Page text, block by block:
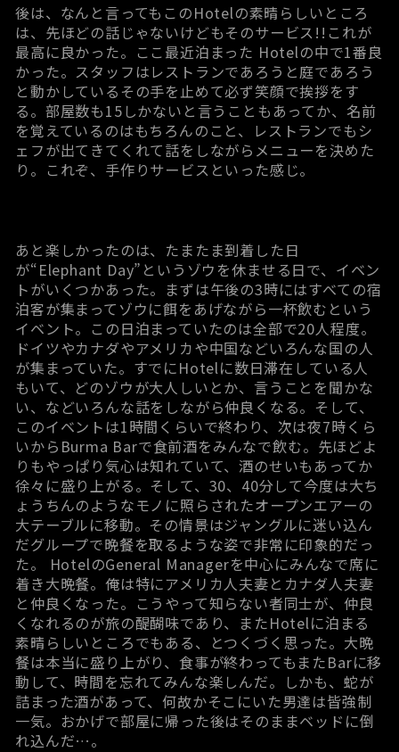
後は、なんと言ってもこのHotelの素晴らしいところ
は、先ほどの話じゃないけどもそのサービス!!これが
最高に良かった。ここ最近泊まった Hotelの中で1番良
かった。スタッフはレストランであろうと庭であろう
と動かしているその手を止めて必ず笑顔で挨拶をす
る。部屋数も15しかないと言うこともあってか、名前
を覚えているのはもちろんのこと、レストランでもシ
ェフが出てきてくれて話をしながらメニューを決めた
り。これぞ、手作りサービスといった感じ。
あと楽しかったのは、たまたま到着した日
が“Elephant Day”というゾウを休ませる日で、イベン
トがいくつかあった。まずは午後の3時にはすべての宿
泊客が集まってゾウに餌をあげながら一杯飲むという
イベント。この日泊まっていたのは全部で20人程度。
ドイツやカナダやアメリカや中国などいろんな国の人
が集まっていた。すでにHotelに数日滞在している人
もいて、どのゾウが大人しいとか、言うことを聞かな
い、などいろんな話をしながら仲良くなる。そして、
このイベントは1時間くらいで終わり、次は夜7時くら
いからBurma Barで食前酒をみんなで飲む。先ほどよ
りもやっぱり気心は知れていて、酒のせいもあってか
徐々に盛り上がる。そして、30、40分して今度は大ち
ょうちんのようなモノに照らされたオープンエアーの
大テーブルに移動。その情景はジャングルに迷い込ん
だグループで晩餐を取るような姿で非常に印象的だっ
た。 HotelのGeneral Managerを中心にみんなで席に
着き大晩餐。俺は特にアメリカ人夫妻とカナダ人夫妻
と仲良くなった。こうやって知らない者同士が、仲良
くなれるのが旅の醍醐味であり、またHotelに泊まる
素晴らしいところでもある、とつくづく思った。大晩
餐は本当に盛り上がり、食事が終わってもまたBarに移
動して、時間を忘れてみんな楽しんだ。しかも、蛇が
詰まった酒があって、何故かそこにいた男達は皆強制
一気。おかげで部屋に帰った後はそのままベッドに倒
れ込んだ…。